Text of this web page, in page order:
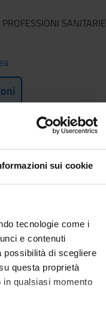
sui cookie
tecnologie come i
e contenuti
possibilità di scegliere
questa proprietà
qualsiasi momento
SANITARIE